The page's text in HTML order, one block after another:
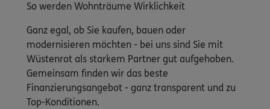
So werden Wohnträume Wirklichkeit
Ganz egal, ob Sie kaufen, bauen oder
modernisieren möchten - bei uns sind Sie mit
Wüstenrot als starkem Partner gut aufgehoben.
Gemeinsam finden wir das beste
Finanzierungsangebot - ganz transparent und zu
Top-Konditionen.